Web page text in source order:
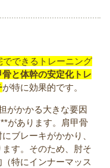
できるトレーニング
と体幹の安定化トレ
が特に効果的です。
がかかる大きな要因
があります。肩甲骨
ブレーキがかかり、
す。そのため、肘そ
特にインナーマッス